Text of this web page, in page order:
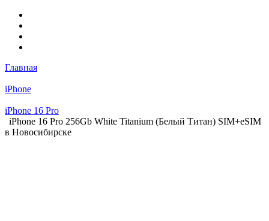
Главная
iPhone
iPhone 16 Pro
iPhone 16 Pro 256Gb White Titanium (Белый Титан) SIM+eSIM
в Новосибирске